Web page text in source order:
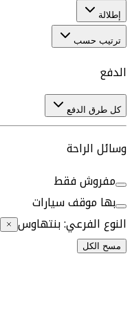
إطلالة
ترتيب حسب
الدفع
كل طرق الدفع
وسائل الراحة
مفروش فقط
بها موقف سيارات
النوع الفرعي:بنتهاوس
مسح الكل